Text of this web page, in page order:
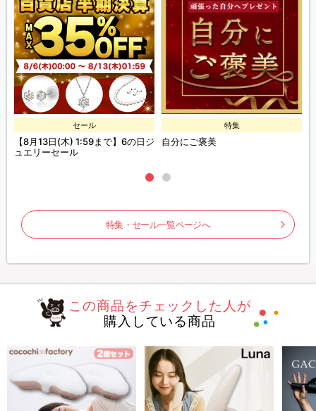
セール
【8月13日(木) 1:59まで】6の日ジ
ュエリーセール
特集
自分にご褒美
特集・セール一覧ページへ
この商品をチェックした人が
購入している商品